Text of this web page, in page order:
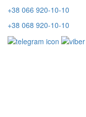
+38 066 920-10-10
+38 068 920-10-10